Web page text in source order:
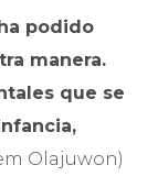
podido
manera.
que se
Olajuwon)